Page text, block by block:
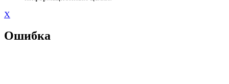
X
Ошибка